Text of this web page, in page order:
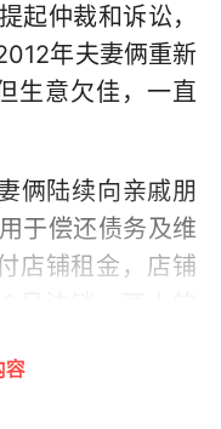
起仲裁和诉讼，
年夫妻俩重新
生意欠佳，一直
俩陆续向亲戚朋
于偿还债务及维
店铺租金，店铺
容